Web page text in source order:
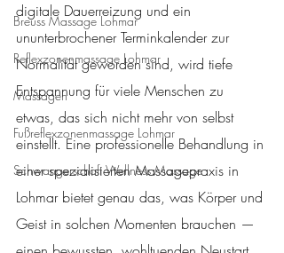
Breuss Massage Lohmar
Reflexzonenmassage Lohmar
Massagen
Fußreflexzonenmassage Lohmar
Schwangerschaft Wellness Massage
digitale Dauerreizung und ein
ununterbrochener Terminkalender zur
Normalität geworden sind, wird tiefe
Entspannung für viele Menschen zu
etwas, das sich nicht mehr von selbst
einstellt. Eine professionelle Behandlung in
einer spezialisierten Massagepraxis in
Lohmar bietet genau das, was Körper und
Geist in solchen Momenten brauchen —